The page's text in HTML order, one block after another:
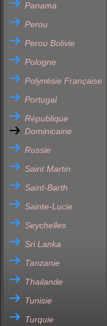
Panama
Perou
Perou Bolivie
Pologne
Polynésie Française
Portugal
République
Dominicaine
Russie
Saint Martin
Saint-Barth
Sainte-Lucie
Seychelles
Sri Lanka
Tanzanie
Thailande
Tunisie
Turquie